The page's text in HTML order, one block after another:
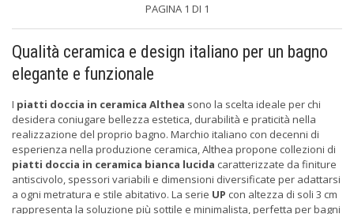
PAGINA 1 DI 1
Qualità ceramica e design italiano per un bagno
elegante e funzionale
I piatti doccia in ceramica Althea sono la scelta ideale per chi
desidera coniugare bellezza estetica, durabilità e praticità nella
realizzazione del proprio bagno. Marchio italiano con decenni di
esperienza nella produzione ceramica, Althea propone collezioni di
piatti doccia in ceramica bianca lucida caratterizzate da finiture
antiscivolo, spessori variabili e dimensioni diversificate per adattarsi
a ogni metratura e stile abitativo. La serie UP con altezza di soli 3 cm
rappresenta la soluzione più sottile e minimalista, perfetta per bagni